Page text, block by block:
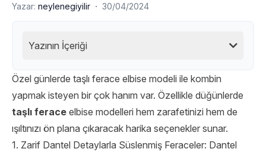
Yazar: neylenegiyilir · 30/04/2024
Yazının İçeriği
Özel günlerde taşlı ferace elbise modeli ile kombin
yapmak isteyen bir çok hanım var. Özellikle düğünlerde
taşlı ferace elbise modelleri hem zarafetinizi hem de
ışıltınızı ön plana çıkaracak harika seçenekler sunar.
1. Zarif Dantel Detaylarla Süslenmiş Feraceler: Dantel